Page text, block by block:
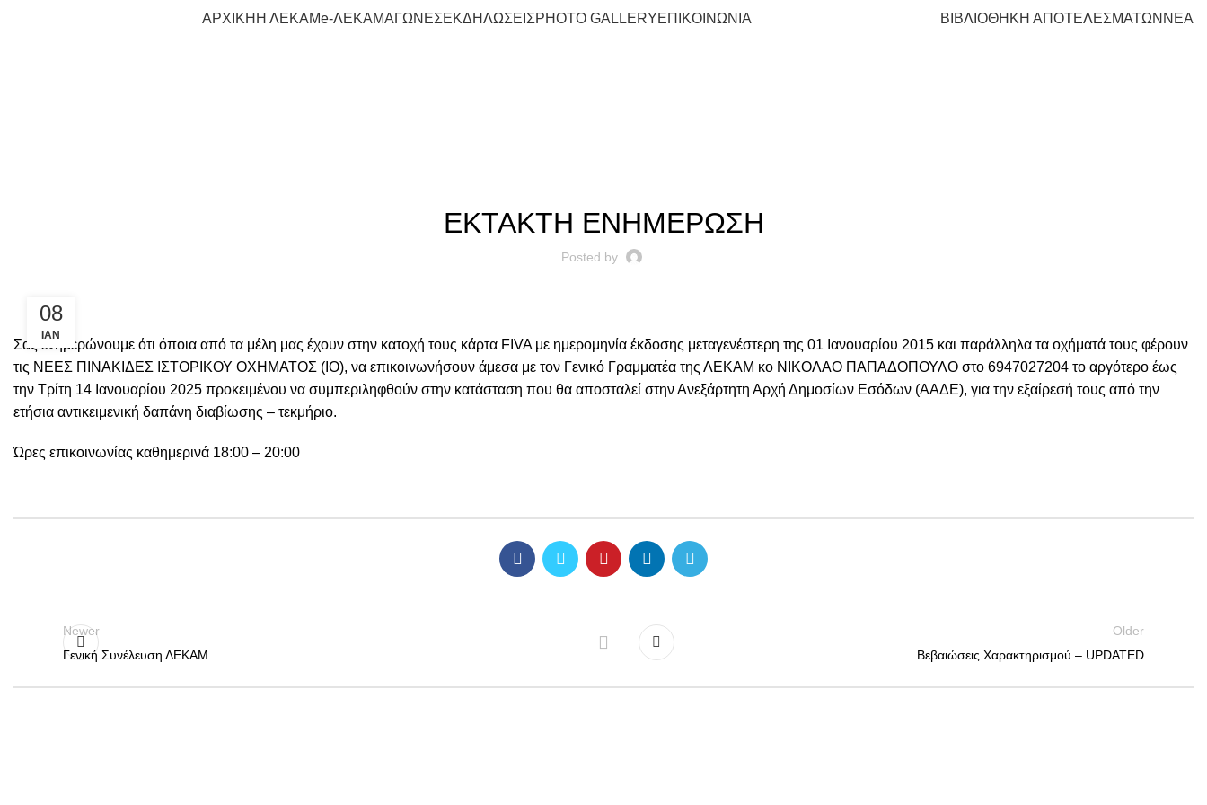
ΑΡΧΙΚΗ Η ΛΕΚΑΜe-ΛΕΚΑΜΑΓΩΝΕΣΕΚΔΗΛΩΣΕΙΣPHOTO GALLERYΕΠΙΚΟΙΝΩΝΙΑ ΒΙΒΛΙΟΘΗΚΗ ΑΠΟΤΕΛΕΣΜΑΤΩΝ ΝΕΑ
ΕΚΤΑΚΤΗ ΕΝΗΜΕΡΩΣΗ
Posted by
08
ΙΑΝ
Σας ενημερώνουμε ότι όποια από τα μέλη μας έχουν στην κατοχή τους κάρτα FIVA με ημερομηνία έκδοσης μεταγενέστερη της 01 Ιανουαρίου 2015 και παράλληλα τα οχήματά τους φέρουν
τις ΝΕΕΣ ΠΙΝΑΚΙΔΕΣ ΙΣΤΟΡΙΚΟΥ ΟΧΗΜΑΤΟΣ (ΙΟ), να επικοινωνήσουν άμεσα με τον Γενικό Γραμματέα της ΛΕΚΑΜ κο ΝΙΚΟΛΑΟ ΠΑΠΑΔΟΠΟΥΛΟ στο 6947027204 το αργότερο έως
την Τρίτη 14 Ιανουαρίου 2025 προκειμένου να συμπεριληφθούν στην κατάσταση που θα αποσταλεί στην Ανεξάρτητη Αρχή Δημοσίων Εσόδων (ΑΑΔΕ), για την εξαίρεσή τους από την
ετήσια αντικειμενική δαπάνη διαβίωσης – τεκμήριο.
Ώρες επικοινωνίας καθημερινά 18:00 – 20:00
Newer
Γενική Συνέλευση ΛΕΚΑΜ
Older
Βεβαιώσεις Χαρακτηρισμού – UPDATED